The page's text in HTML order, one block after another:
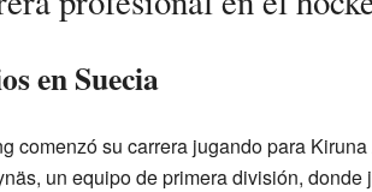
en Suecia
comenzó su carrera jugando para
un equipo de primera división, donde